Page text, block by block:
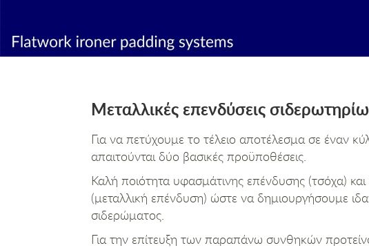
Μεταλλικές επενδύσεις
Για να πετύχουμε το τέλειο αποτέλεσμα σε έναν
απαιτούνται δύο βασικές προϋποθέσεις.
Καλή ποιότητα υφασμάτινης επένδυσης (τσόχα)
(μεταλλική επένδυση) ώστε να δημιουργήσουμε
σιδερώματος.
Για την επίτευξη των παραπάνω συνθηκών